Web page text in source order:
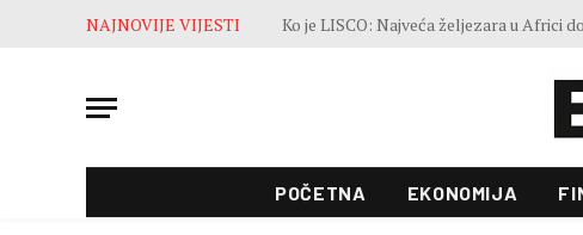
NAJNOVIJE VIJESTI
POČETNA EKONOMIJA